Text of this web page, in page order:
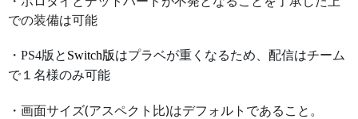
での装備は可能
・PS4版と Switch版はプラベが重くなるため、配信はチーム
で１名様のみ可能
・画面サイズ(アスペクト比)はデフォルトであること。